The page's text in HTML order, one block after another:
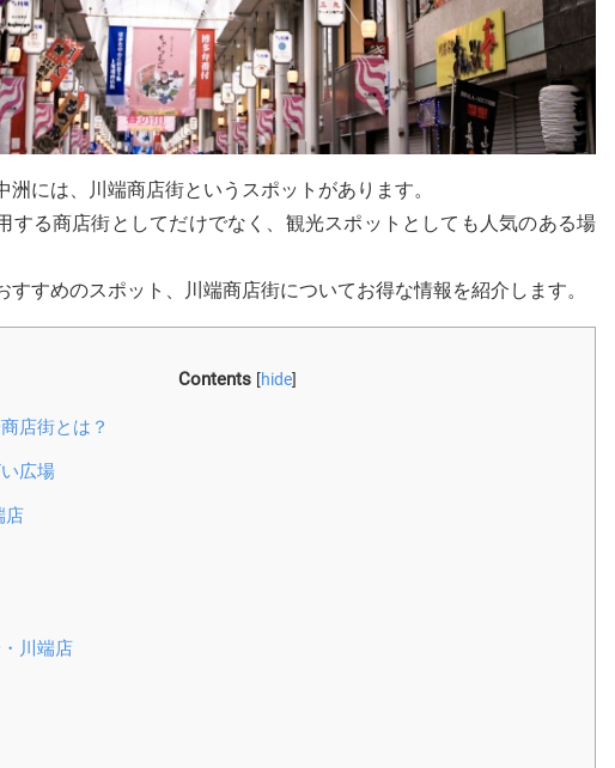
洲には、川端商店街というスポットがあります。
する商店街としてだけでなく、観光スポットとしても人気のある場
すすめのスポット、川端商店街についてお得な情報を紹介します。
Contents [hide]
店街とは？
広場
店
川端店